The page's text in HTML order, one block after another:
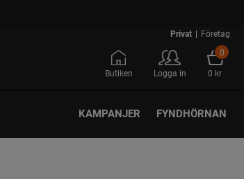
Privat | Företag
Butiken Logga in
0
0 kr
KAMPANJER FYNDHÖRNAN